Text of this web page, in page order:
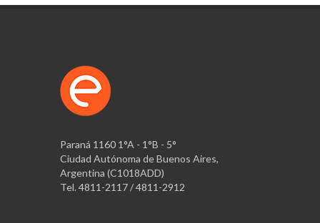
Paraná 1160 1°A - 1°B - 5°
Ciudad Autónoma de Buenos Aires,
Argentina (C1018ADD)
Tel. 4811-2117 / 4811-2912